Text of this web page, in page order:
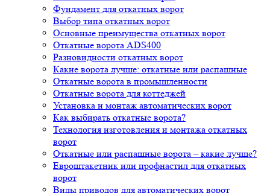
Фундамент для откатных ворот
Выбор типа откатных ворот
Основные преимущества откатных ворот
Откатные ворота ADS400
Разновидности откатных ворот
Какие ворота лучше: откатные или распашные
Откатные ворота в промышленности
Откатные ворота для коттеджей
Установка и монтаж автоматических ворот
Как выбирать откатные ворота?
Технология изготовления и монтажа откатных
ворот
Откатные или распашные ворота – какие лучше?
Евроштакетник или профнастил для откатных
ворот
Виды приводов для автоматических ворот